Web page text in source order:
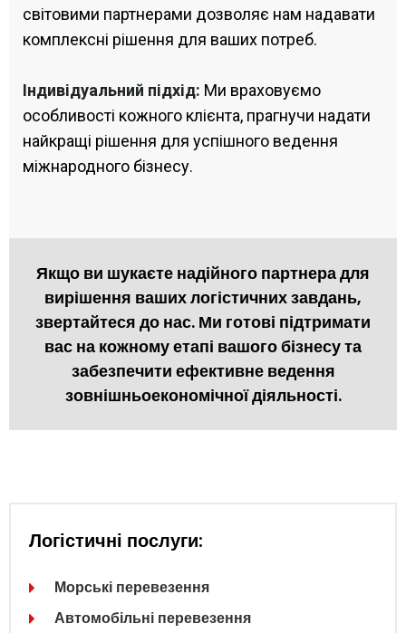
світовими партнерами дозволяє нам надавати
комплексні рішення для ваших потреб.
Індивідуальний підхід: Ми враховуємо
особливості кожного клієнта, прагнучи надати
найкращі рішення для успішного ведення
міжнародного бізнесу.
Якщо ви шукаєте надійного партнера для
вирішення ваших логістичних завдань,
звертайтеся до нас. Ми готові підтримати
вас на кожному етапі вашого бізнесу та
забезпечити ефективне ведення
зовнішньоекономічної діяльності.
Логістичні послуги:
Морські перевезення
Автомобільні перевезення